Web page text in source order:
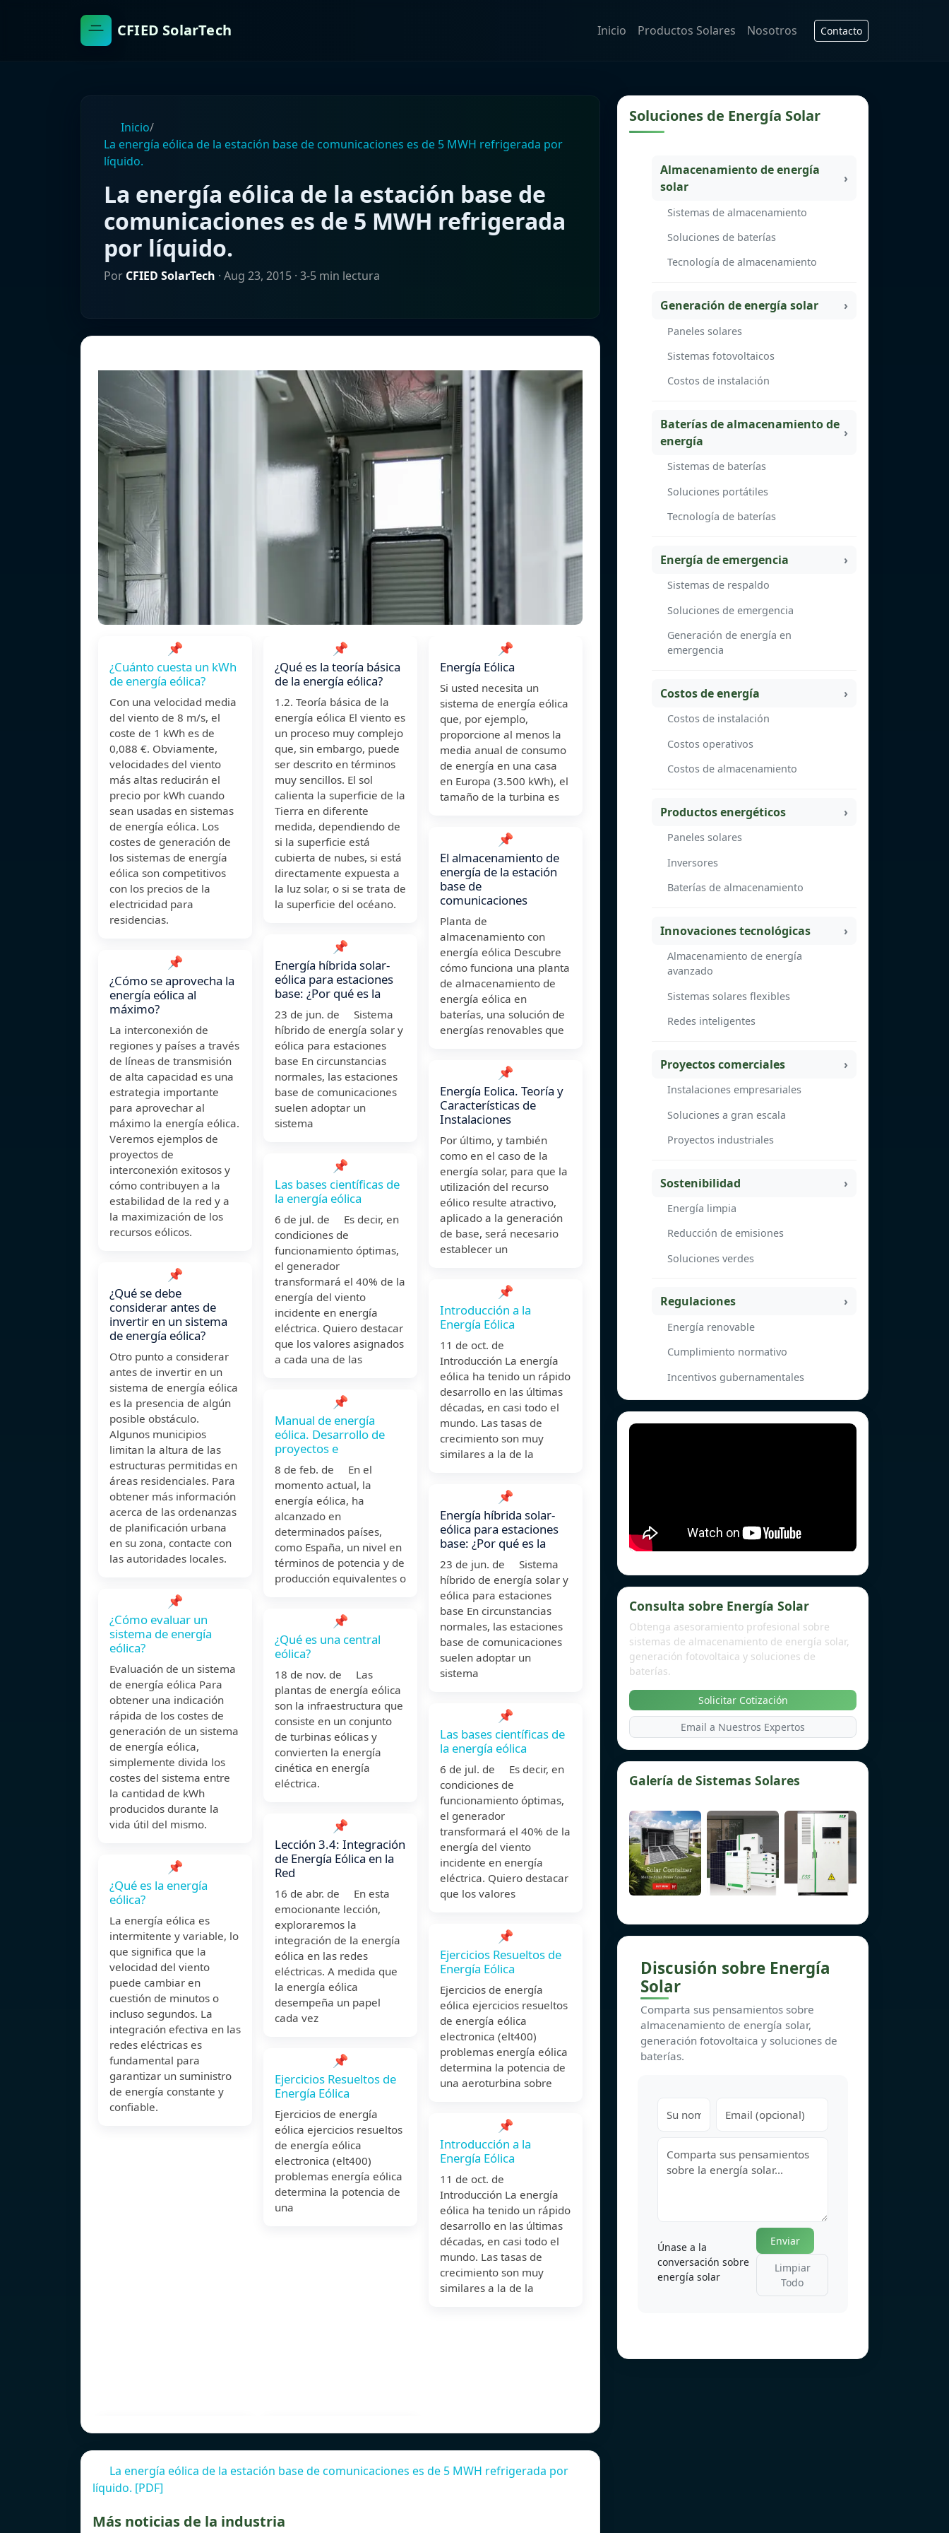
CFIED SolarTech Inicio Productos Solares Nosotros Contacto
Inicio/
La energía eólica de la estación base de comunicaciones es de 5 MWH refrigerada por
líquido.
La energía eólica de la estación base de
comunicaciones es de 5 MWH refrigerada
por líquido.
Por CFIED SolarTech · Aug 23, 2015 · 3-5 min lectura
📌
¿Cuánto cuesta un kWh
de energía eólica?
Con una velocidad media
del viento de 8 m/s, el
coste de 1 kWh es de
0,088 €. Obviamente,
velocidades del viento
más altas reducirán el
precio por kWh cuando
sean usadas en sistemas
de energía eólica. Los
costes de generación de
los sistemas de energía
eólica son competitivos
con los precios de la
electricidad para
residencias.
📌
¿Cómo se aprovecha la
energía eólica al
máximo?
La interconexión de
regiones y países a través
de líneas de transmisión
de alta capacidad es una
estrategia importante
para aprovechar al
máximo la energía eólica.
Veremos ejemplos de
proyectos de
interconexión exitosos y
cómo contribuyen a la
estabilidad de la red y a
la maximización de los
recursos eólicos.
📌
¿Qué se debe
considerar antes de
invertir en un sistema
de energía eólica?
Otro punto a considerar
antes de invertir en un
sistema de energía eólica
es la presencia de algún
posible obstáculo.
Algunos municipios
limitan la altura de las
estructuras permitidas en
áreas residenciales. Para
obtener más información
acerca de las ordenanzas
de planificación urbana
en su zona, contacte con
las autoridades locales.
📌
¿Cómo evaluar un
sistema de energía
eólica?
Evaluación de un sistema
de energía eólica Para
obtener una indicación
rápida de los costes de
generación de un sistema
de energía eólica,
simplemente divida los
costes del sistema entre
la cantidad de kWh
producidos durante la
vida útil del mismo.
📌
¿Qué es la energía
eólica?
La energía eólica es
intermitente y variable, lo
que significa que la
velocidad del viento
puede cambiar en
cuestión de minutos o
incluso segundos. La
integración efectiva en las
redes eléctricas es
fundamental para
garantizar un suministro
de energía constante y
confiable.
📌
¿Qué es la teoría básica
de la energía eólica?
1.2. Teoría básica de la
energía eólica El viento es
un proceso muy complejo
que, sin embargo, puede
ser descrito en términos
muy sencillos. El sol
calienta la superficie de la
Tierra en diferente
medida, dependiendo de
si la superficie está
cubierta de nubes, si está
directamente expuesta a
la luz solar, o si se trata de
la superficie del océano.
📌
Energía híbrida solar-
eólica para estaciones
base: ¿Por qué es la
23 de jun. de Sistema
híbrido de energía solar y
eólica para estaciones
base En circunstancias
normales, las estaciones
base de comunicaciones
suelen adoptar un
sistema
📌
Las bases científicas de
la energía eólica
6 de jul. de Es decir, en
condiciones de
funcionamiento óptimas,
el generador
transformará el 40% de la
energía del viento
incidente en energía
eléctrica. Quiero destacar
que los valores asignados
a cada una de las
📌
Manual de energía
eólica. Desarrollo de
proyectos e
8 de feb. de En el
momento actual, la
energía eólica, ha
alcanzado en
determinados países,
como España, un nivel en
términos de potencia y de
producción equivalentes o
📌
¿Qué es una central
eólica?
18 de nov. de Las
plantas de energía eólica
son la infraestructura que
consiste en un conjunto
de turbinas eólicas y
convierten la energía
cinética en energía
eléctrica.
📌
Lección 3.4: Integración
de Energía Eólica en la
Red
16 de abr. de En esta
emocionante lección,
exploraremos la
integración de la energía
eólica en las redes
eléctricas. A medida que
la energía eólica
desempeña un papel
cada vez
📌
Ejercicios Resueltos de
Energía Eólica
Ejercicios de energía
eólica ejercicios resueltos
de energía eólica
electronica (elt400)
problemas energía eólica
determina la potencia de
una
📌
Energía Eólica
Si usted necesita un
sistema de energía eólica
que, por ejemplo,
proporcione al menos la
media anual de consumo
de energía en una casa
en Europa (3.500 kWh), el
tamaño de la turbina es
📌
El almacenamiento de
energía de la estación
base de
comunicaciones
Planta de
almacenamiento con
energía eólica Descubre
cómo funciona una planta
de almacenamiento de
energía eólica en
baterías, una solución de
energías renovables que
📌
Energía Eolica. Teoría y
Características de
Instalaciones
Por último, y también
como en el caso de la
energía solar, para que la
utilización del recurso
eólico resulte atractivo,
aplicado a la generación
de base, será necesario
establecer un
📌
Introducción a la
Energía Eólica
11 de oct. de
Introducción La energía
eólica ha tenido un rápido
desarrollo en las últimas
décadas, en casi todo el
mundo. Las tasas de
crecimiento son muy
similares a la de la
📌
Energía híbrida solar-
eólica para estaciones
base: ¿Por qué es la
23 de jun. de Sistema
híbrido de energía solar y
eólica para estaciones
base En circunstancias
normales, las estaciones
base de comunicaciones
suelen adoptar un
sistema
📌
Las bases científicas de
la energía eólica
6 de jul. de Es decir, en
condiciones de
funcionamiento óptimas,
el generador
transformará el 40% de la
energía del viento
incidente en energía
eléctrica. Quiero destacar
que los valores
📌
Ejercicios Resueltos de
Energía Eólica
Ejercicios de energía
eólica ejercicios resueltos
de energía eólica
electronica (elt400)
problemas energía eólica
determina la potencia de
una aeroturbina sobre
📌
Introducción a la
Energía Eólica
11 de oct. de
Introducción La energía
eólica ha tenido un rápido
desarrollo en las últimas
décadas, en casi todo el
mundo. Las tasas de
crecimiento son muy
similares a la de la
La energía eólica de la estación base de comunicaciones es de 5 MWH refrigerada por
líquido. [PDF]
Más noticias de la industria
Soluciones de Energía Solar
Almacenamiento de energía
solar
Sistemas de almacenamiento
Soluciones de baterías
Tecnología de almacenamiento
Generación de energía solar
Paneles solares
Sistemas fotovoltaicos
Costos de instalación
Baterías de almacenamiento de
energía
Sistemas de baterías
Soluciones portátiles
Tecnología de baterías
Energía de emergencia
Sistemas de respaldo
Soluciones de emergencia
Generación de energía en
emergencia
Costos de energía
Costos de instalación
Costos operativos
Costos de almacenamiento
Productos energéticos
Paneles solares
Inversores
Baterías de almacenamiento
Innovaciones tecnológicas
Almacenamiento de energía
avanzado
Sistemas solares flexibles
Redes inteligentes
Proyectos comerciales
Instalaciones empresariales
Soluciones a gran escala
Proyectos industriales
Sostenibilidad
Energía limpia
Reducción de emisiones
Soluciones verdes
Regulaciones
Energía renovable
Cumplimiento normativo
Incentivos gubernamentales
Consulta sobre Energía Solar
Obtenga asesoramiento profesional sobre
sistemas de almacenamiento de energía solar,
generación fotovoltaica y soluciones de
baterías.
Solicitar Cotización
Email a Nuestros Expertos
Galería de Sistemas Solares
Discusión sobre Energía
Solar
Comparta sus pensamientos sobre
almacenamiento de energía solar,
generación fotovoltaica y soluciones de
baterías.
Únase a la
conversación sobre
energía solar
Enviar
Limpiar
Todo